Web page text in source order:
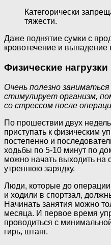
Категорически
тяжести.
Даже поднятие сумки с
кровотечение и выпадение
Физические нагрузки
Очень полезно
стимулирует организм,
со стрессом после
По прошествии двух
приступать к физическим
постепенно и
ходьбы по 5-10 минут по
можно начать выходить на
утреннюю зарядку.
Люди, которые до
и ходили в спортзал,
Начинать занятия можно
месяца. И первое время
проводиться с
гирь, штанг.